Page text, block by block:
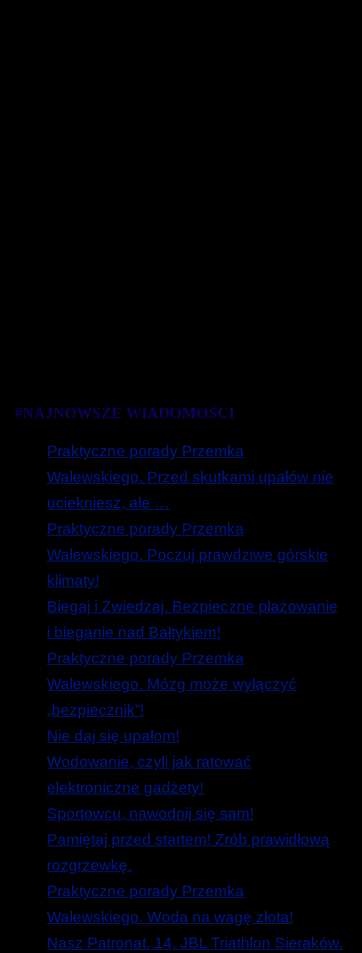
#NAJNOWSZE WIADOMOŚCI
Praktyczne porady Przemka
Walewskiego. Przed skutkami upałów nie
uciekniesz, ale …
Praktyczne porady Przemka
Walewskiego. Poczuj prawdziwe górskie
klimaty!
Biegaj i Zwiedzaj. Bezpieczne plażowanie
i bieganie nad Bałtykiem!
Praktyczne porady Przemka
Walewskiego. Mózg może wyłączyć
„bezpiecznik”!
Nie daj się upałom!
Wodowanie, czyli jak ratować
elektroniczne gadżety!
Sportowcu, nawodnij się sam!
Pamiętaj przed startem! Zrób prawidłową
rozgrzewkę.
Praktyczne porady Przemka
Walewskiego. Woda na wagę złota!
Nasz Patronat. 14. JBL Triathlon Sieraków.